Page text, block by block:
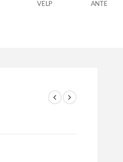
VELP ANTECH